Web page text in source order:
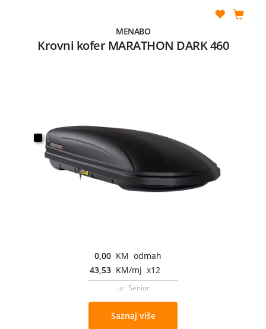
MENABO
Krovni kofer MARATHON DARK 460
0,00 KM odmah
43,53 KM/mj x12
uz Senior
Saznaj više